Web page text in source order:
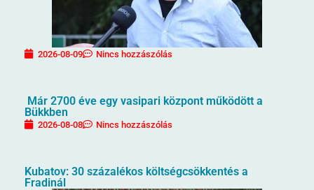
2026-08-09 Nincs hozzászólás
Már 2700 éve egy vasipari központ működött a
Bükkben
2026-08-08 Nincs hozzászólás
Kubatov: 30 százalékos költségcsökkentés a
Fradinál